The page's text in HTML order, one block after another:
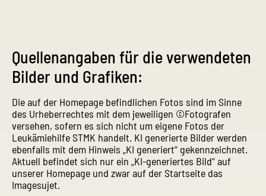
Quellenangaben für die verwendeten
Bilder und Grafiken:
Die auf der Homepage befindlichen Fotos sind im Sinne
des Urheberrechtes mit dem jeweiligen ©Fotografen
versehen, sofern es sich nicht um eigene Fotos der
Leukämiehilfe STMK handelt. KI generierte Bilder werden
ebenfalls mit dem Hinweis „KI generiert“ gekennzeichnet.
Aktuell befindet sich nur ein „KI-generiertes Bild“ auf
unserer Homepage und zwar auf der Startseite das
Imagesujet.